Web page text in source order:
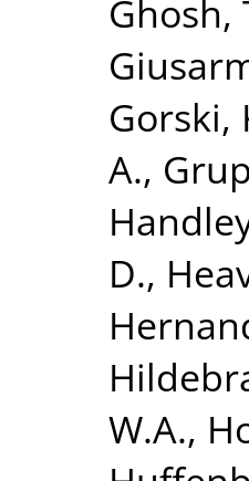
Ghosh,
Gorski,
A.,
D.,
W.A.,